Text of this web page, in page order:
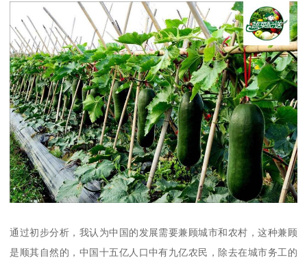
通过初步分析，我认为中国的发展需要兼顾城市和农村，这种兼顾
是顺其自然的，中国十五亿人口中有九亿农民，除去在城市务工的